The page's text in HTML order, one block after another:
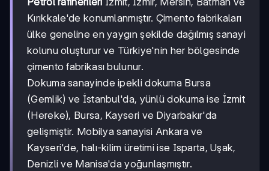
Kırıkkale'de konumlanmıştır. Çimento fabrikaları
ülke geneline en yaygın şekilde dağılmış sanayi
kolunu oluşturur ve Türkiye'nin her bölgesinde
çimento fabrikası bulunur.
Dokuma sanayinde ipekli dokuma Bursa
(Gemlik) ve İstanbul'da, yünlü dokuma ise İzmit
(Hereke), Bursa, Kayseri ve Diyarbakır'da
gelişmiştir. Mobilya sanayisi Ankara ve
Kayseri'de, halı-kilim üretimi ise Isparta, Uşak,
Denizli ve Manisa'da yoğunlaşmıştır.